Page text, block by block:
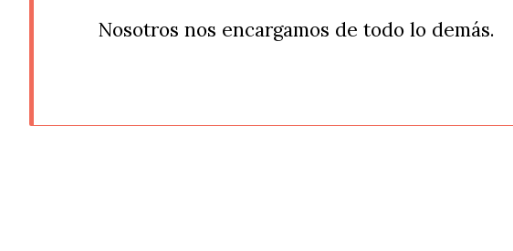
Nosotros nos encargamos de todo lo demás.